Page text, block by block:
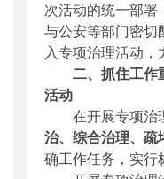
次活动的统一部署
与公安等部门密切
入专项治理活动，
二、抓住工作
活动
在开展专项治
治、综合治理、疏
确工作任务，实行